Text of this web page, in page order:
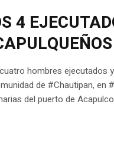
4
hombres ejecutados
de #Chautipan, en
del puerto de